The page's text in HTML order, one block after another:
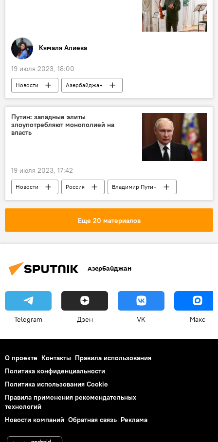
Кямаля Алиева
19 июля 2023, 18:00
Новости
Азербайджан
Анар Ибрагимов
Румыния
Путин: западные элиты
злоупотребляют монополией на
власть
19 июля 2023, 17:42
Новости Россия
Владимир Путин
Политика
Европа
Франция
Еще 20 материалов
Азербайджан
Telegram Дзен VK Макс
О проекте Контакты Правила использования
Политика конфиденциальности
Политика использования Cookie
Правила применения рекомендательных
технологий
Новости компаний Обратная связь Реклама